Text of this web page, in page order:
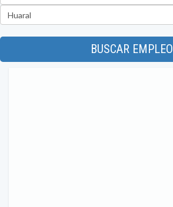
BUSCAR EMPLEO